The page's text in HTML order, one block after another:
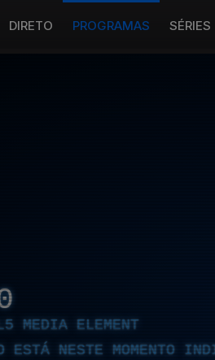
DIRETO PROGRAMAS SÉRIES
MEDIA ELEMENT
ESTÁ NESTE MOMENTO